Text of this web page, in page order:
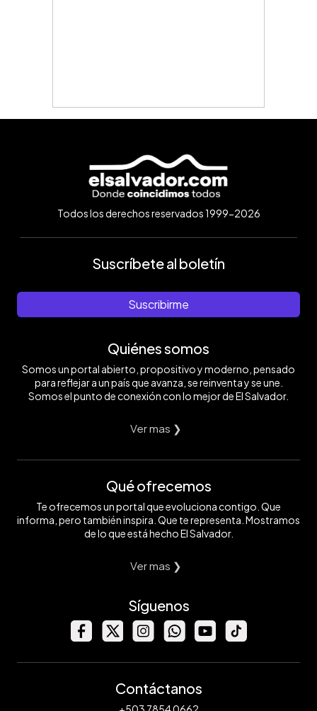
Todos los derechos reservados 1999-2026
Suscríbete al boletín
Suscribirme
Quiénes somos
Somos un portal abierto, propositivo y moderno, pensado
para reflejar a un país que avanza, se reinventa y se une.
Somos el punto de conexión con lo mejor de El Salvador.
Ver mas ❯
Qué ofrecemos
Te ofrecemos un portal que evoluciona contigo. Que
informa, pero también inspira. Que te representa. Mostramos
de lo que está hecho El Salvador.
Ver mas ❯
Síguenos
Contáctanos